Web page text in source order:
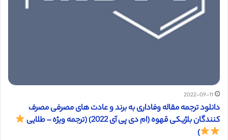
2022-09-11
دانلود ترجمه مقاله وفاداری به برند و عادت های مصرفی مصرف
کنندگان بلژیکی قهوه (ام دی پی آی 2022) (ترجمه ویژه – طلایی
)